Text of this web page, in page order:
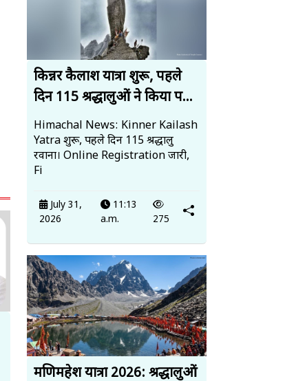
किन्नर कैलाश यात्रा शुरू, पहले
दिन 115 श्रद्धालुओं ने किया प...
Himachal News: Kinner Kailash
Yatra शुरू, पहले दिन 115 श्रद्धालु
रवाना। Online Registration जारी,
Fi
July 31,
2026
11:13
a.m.
275
मणिमहेश यात्रा 2026: श्रद्धालुओं